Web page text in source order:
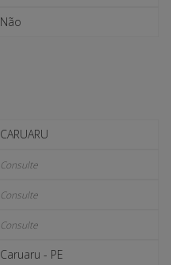
Não
CARUARU
Consulte
Consulte
Consulte
Caruaru - PE